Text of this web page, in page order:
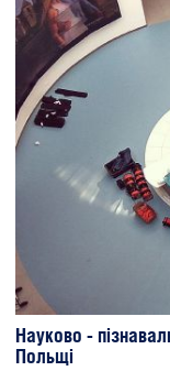
Науково -
Польщі